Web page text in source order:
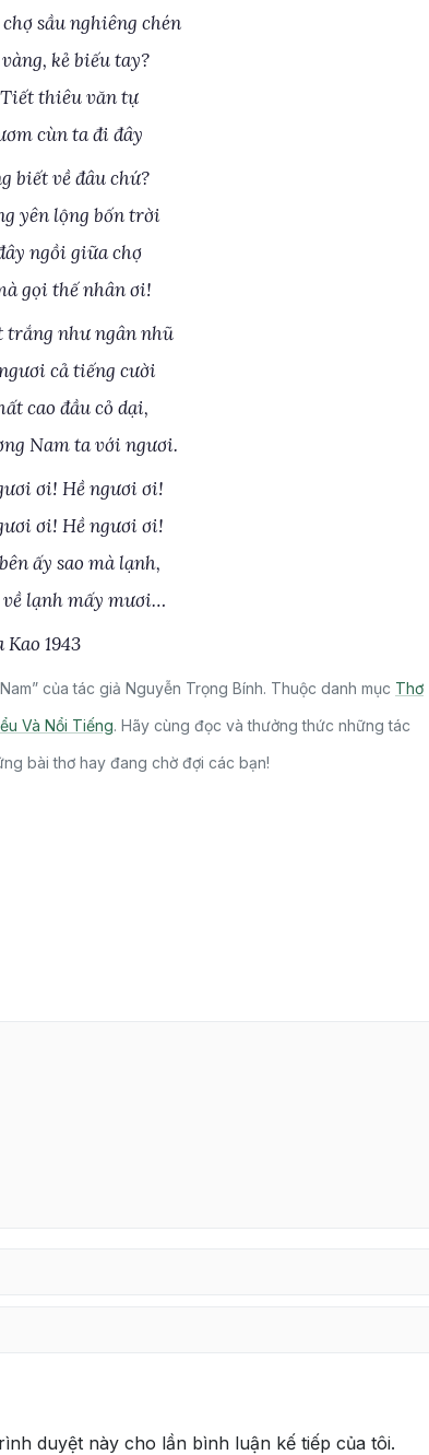
sầu nghiêng chén
kẻ biếu tay?
thiêu văn tự
cùn ta đi đây
biết về đâu chứ?
yên lộng bốn trời
ngồi giữa chợ
gọi thế nhân ơi!
trắng như ngân nhũ
cả tiếng cười
cao đầu cỏ dại,
Nam ta với ngươi.
ơi! Hề ngươi ơi!
ơi! Hề ngươi ơi!
ấy sao mà lạnh,
lạnh mấy mươi…
Kao 1943
của tác giả Nguyễn Trọng Bính. Thuộc danh mục Thơ
Và Nổi Tiếng. Hãy cùng đọc và thưởng thức những tác
bài thơ hay đang chờ đợi các bạn!
duyệt này cho lần bình luận kế tiếp của tôi.